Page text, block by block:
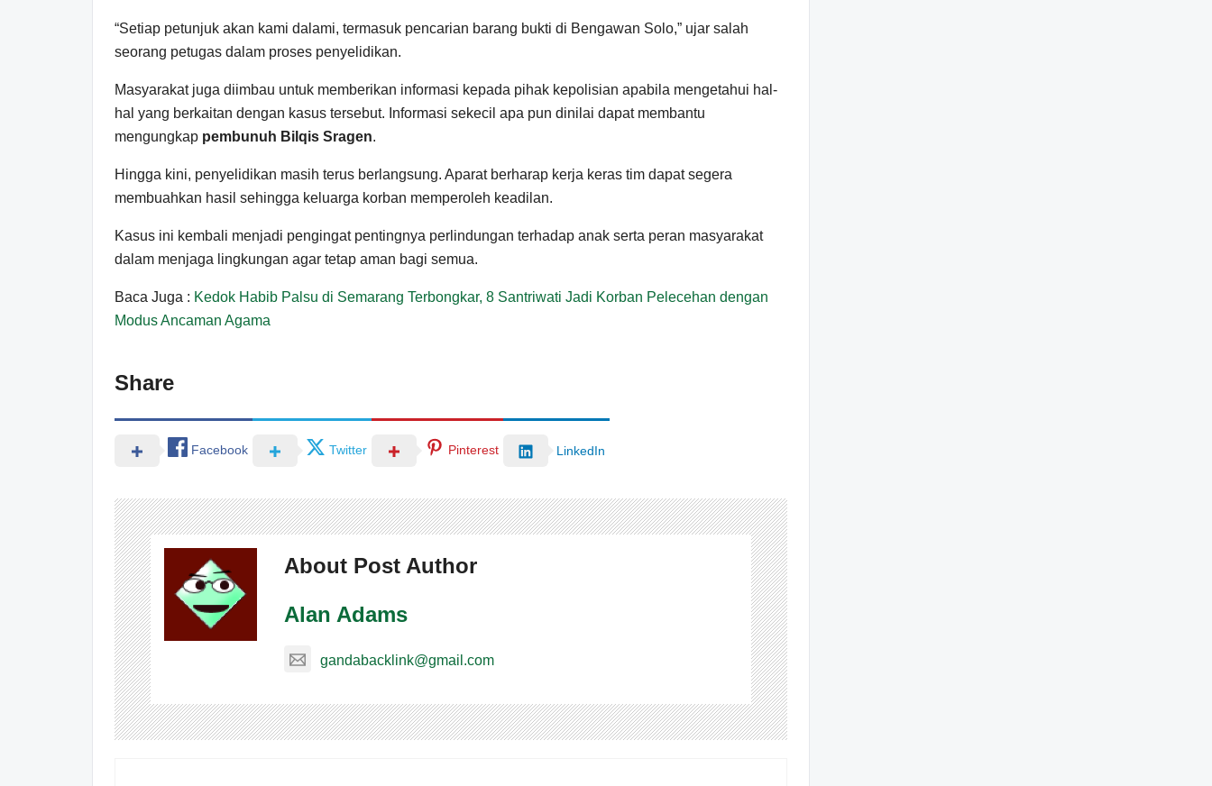
“Setiap petunjuk akan kami dalami, termasuk pencarian barang bukti di Bengawan Solo,” ujar salah
seorang petugas dalam proses penyelidikan.
Masyarakat juga diimbau untuk memberikan informasi kepada pihak kepolisian apabila mengetahui hal-
hal yang berkaitan dengan kasus tersebut. Informasi sekecil apa pun dinilai dapat membantu
mengungkap pembunuh Bilqis Sragen.
Hingga kini, penyelidikan masih terus berlangsung. Aparat berharap kerja keras tim dapat segera
membuahkan hasil sehingga keluarga korban memperoleh keadilan.
Kasus ini kembali menjadi pengingat pentingnya perlindungan terhadap anak serta peran masyarakat
dalam menjaga lingkungan agar tetap aman bagi semua.
Baca Juga : Kedok Habib Palsu di Semarang Terbongkar, 8 Santriwati Jadi Korban Pelecehan dengan
Modus Ancaman Agama
Share
Facebook Twitter Pinterest LinkedIn
About Post Author
Alan Adams
gandabacklink@gmail.com